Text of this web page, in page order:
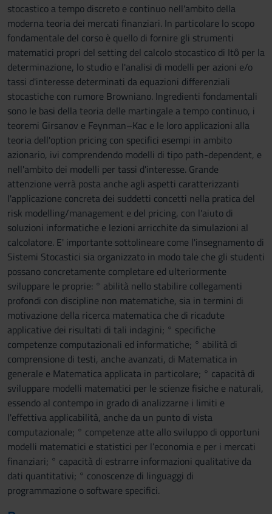
stocastico a tempo discreto e continuo nell'ambito della
moderna teoria dei mercati finanziari. In particolare lo scopo
fondamentale del corso è quello di fornire gli strumenti
matematici propri del setting del calcolo stocastico di Itȏ per la
determinazione, lo studio e l'analisi di modelli per azioni e/o
tassi d'interesse determinati da equazioni differenziali
stocastiche con rumore Browniano. Ingredienti fondamentali
sono le basi della teoria delle martingale a tempo continuo, i
teoremi Girsanov e Feynman–Kac e le loro applicazioni alla
teoria dell'option pricing con specifici esempi in ambito
azionario, ivi comprendendo modelli di tipo path-dependent, e
nell'ambito dei modelli per tassi d'interesse. Grande
attenzione verrà posta anche agli aspetti caratterizzanti
l'applicazione concreta dei suddetti concetti nella pratica del
risk modelling/management e del pricing, con l'aiuto di
soluzioni informatiche e lezioni arricchite da simulazioni al
calcolatore. E' importante sottolineare come l'insegnamento di
Sistemi Stocastici sia organizzato in modo tale che gli studenti
possano concretamente completare ed ulteriormente
sviluppare le proprie: ° abilità nello stabilire collegamenti
profondi con discipline non matematiche, sia in termini di
motivazione della ricerca matematica che di ricadute
applicative dei risultati di tali indagini; ° specifiche
competenze computazionali ed informatiche; ° abilità di
comprensione di testi, anche avanzati, di Matematica in
generale e Matematica applicata in particolare; ° capacità di
sviluppare modelli matematici per le scienze fisiche e naturali,
essendo al contempo in grado di analizzarne i limiti e
l'effettiva applicabilità, anche da un punto di vista
computazionale; ° competenze atte allo sviluppo di opportuni
modelli matematici e statistici per l’economia e per i mercati
finanziari; ° capacità di estrarre informazioni qualitative da
dati quantitativi; ° conoscenze di linguaggi di
programmazione o software specifici.